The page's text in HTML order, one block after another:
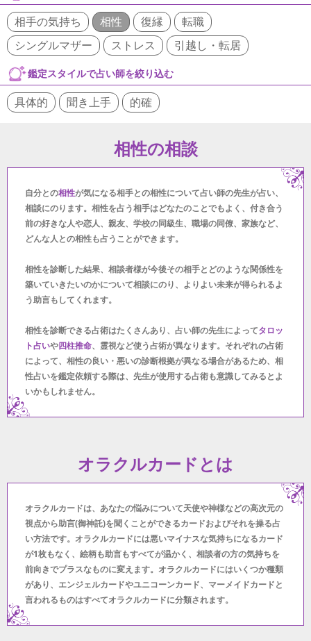
相手の気持ち 相性 復縁
転職
シングルマザー
ストレス 引越し・転居
鑑定スタイルで占い師を絞り込む
具体的 聞き上手 的確
相性の相談
自分との相性が気になる相手との相性について占い師の先生が占い、
相談にのります。相性を占う相手はどなたのことでもよく、付き合う
前の好きな人や恋人、親友、学校の同級生、職場の同僚、家族など、
どんな人との相性も占うことができます。
相性を診断した結果、相談者様が今後その相手とどのような関係性を
築いていきたいのかについて相談にのり、よりよい未来が得られるよ
う助言もしてくれます。
相性を診断できる占術はたくさんあり、占い師の先生によってタロッ
ト占いや四柱推命、霊視など使う占術が異なります。それぞれの占術
によって、相性の良い・悪いの診断根拠が異なる場合があるため、相
性占いを鑑定依頼する際は、先生が使用する占術も意識してみるとよ
いかもしれません。
オラクルカードとは
オラクルカードは、あなたの悩みについて天使や神様などの高次元の
視点から助言(御神託)を聞くことができるカードおよびそれを操る占
い方法です。オラクルカードには悪いマイナスな気持ちになるカード
が1枚もなく、絵柄も助言もすべてが温かく、相談者の方の気持ちを
前向きでプラスなものに変えます。オラクルカードにはいくつか種類
があり、エンジェルカードやユニコーンカード、マーメイドカードと
言われるものはすべてオラクルカードに分類されます。